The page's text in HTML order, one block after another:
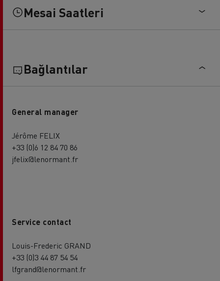
Mesai Saatleri
Bağlantılar
General manager
Jérôme FELIX
+33 (0)6 12 84 70 86
jfelix@lenormant.fr
Service contact
Louis-Frederic GRAND
+33 (0)3 44 87 54 54
lfgrand@lenormant.fr